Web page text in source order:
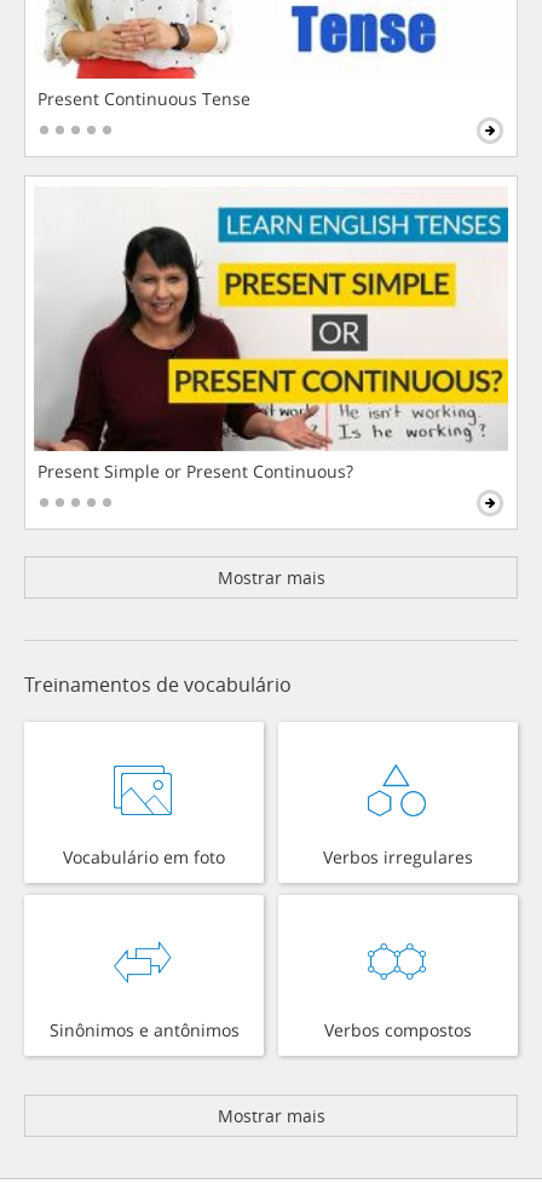
Present Continuous Tense
Present Simple or Present Continuous?
Mostrar mais
Treinamentos de vocabulário
Vocabulário em foto Verbos irregulares
Sinônimos e antônimos Verbos compostos
Mostrar mais